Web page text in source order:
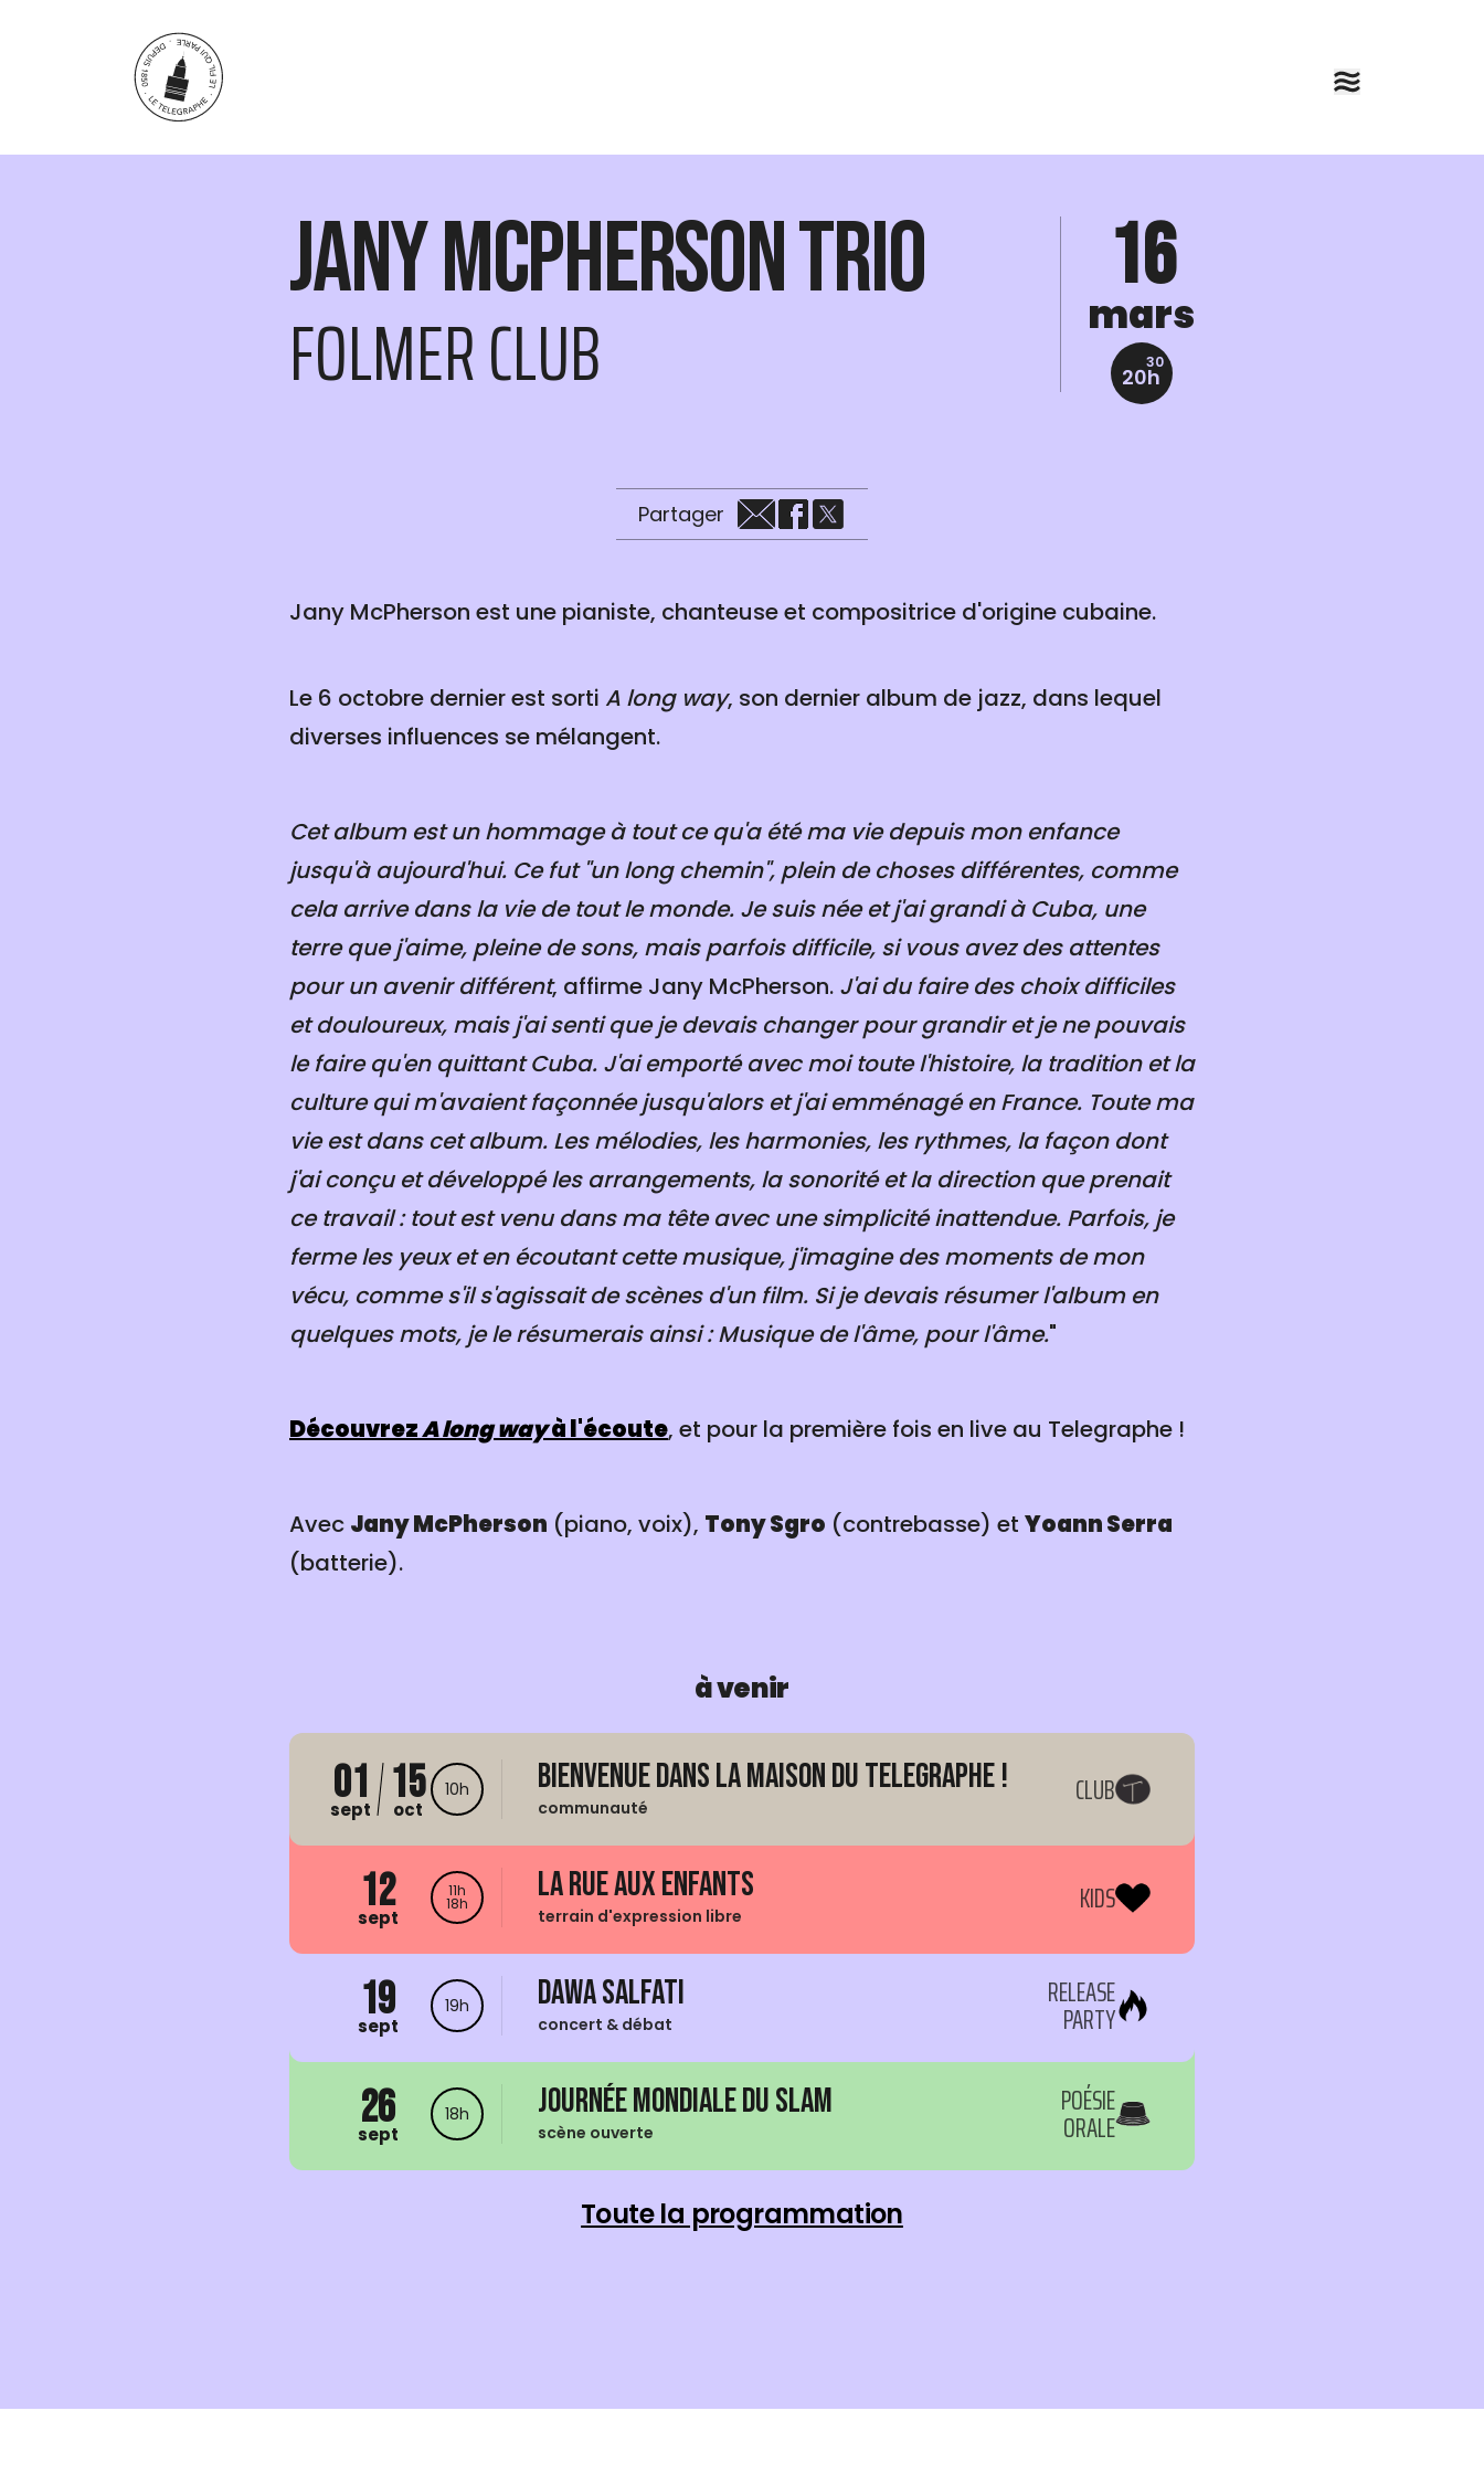
Jany McPherson Trio
FOLMER CLUB
16
mars
20h
30
Partager
Jany McPherson est une pianiste, chanteuse et compositrice d'origine cubaine.
Le 6 octobre dernier est sorti A long way, son dernier album de jazz, dans lequel
diverses influences se mélangent.
Cet album est un hommage à tout ce qu'a été ma vie depuis mon enfance
jusqu'à aujourd'hui. Ce fut "un long chemin", plein de choses différentes, comme
cela arrive dans la vie de tout le monde. Je suis née et j'ai grandi à Cuba, une
terre que j'aime, pleine de sons, mais parfois difficile, si vous avez des attentes
pour un avenir différent, affirme Jany McPherson. J'ai du faire des choix difficiles
et douloureux, mais j'ai senti que je devais changer pour grandir et je ne pouvais
le faire qu'en quittant Cuba. J'ai emporté avec moi toute l'histoire, la tradition et la
culture qui m'avaient façonnée jusqu'alors et j'ai emménagé en France. Toute ma
vie est dans cet album. Les mélodies, les harmonies, les rythmes, la façon dont
j'ai conçu et développé les arrangements, la sonorité et la direction que prenait
ce travail : tout est venu dans ma tête avec une simplicité inattendue. Parfois, je
ferme les yeux et en écoutant cette musique, j'imagine des moments de mon
vécu, comme s'il s'agissait de scènes d'un film. Si je devais résumer l'album en
quelques mots, je le résumerais ainsi : Musique de l'âme, pour l'âme."
DécouvrezA long wayà l'écoute, et pour la première fois en live au Telegraphe !
Avec Jany McPherson (piano, voix), Tony Sgro (contrebasse) et Yoann Serra
(batterie).
à venir
01
sept 15
oct
10h Bienvenue dans La Maison du Telegraphe !
communauté CLUB
12
sept
11h
18h La Rue aux enfants
terrain d'expression libre KIDS
19
sept
19h Dawa Salfati
concert & débat
RELEASE
PARTY
26
sept
18h Journée mondiale du Slam
scène ouverte
POÉSIE
ORALE
Toute la programmation